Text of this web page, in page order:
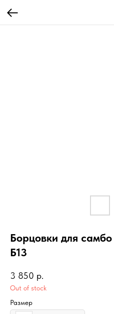
Борцовки для
Б13
3 850 р.
Out of stock
Размер